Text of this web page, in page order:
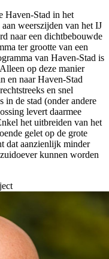
Haven-Stad in het
weerszijden van het IJ
naar een dichtbebouwde
ter grootte van een
van Haven-Stad is
op deze manier
en naar Haven-Stad
en snel
in de stad (onder andere
levert daarmee
het uitbreiden van het
gelet op de grote
dat aanzienlijk minder
kunnen worden